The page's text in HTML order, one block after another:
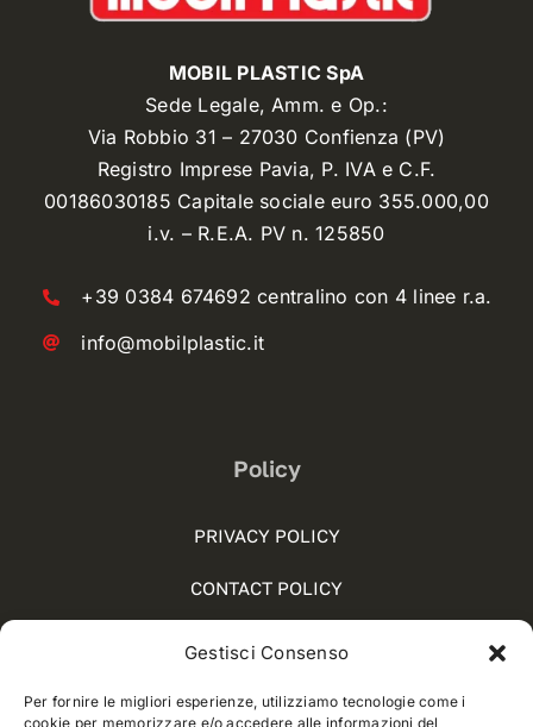
Gestisci Consenso
Per fornire le migliori esperienze, utilizziamo tecnologie come i
cookie per memorizzare e/o accedere alle informazioni del
MOBIL PLASTIC SpA
Sede Legale, Amm. e Op.:
Via Robbio 31 – 27030 Confienza (PV)
Registro Imprese Pavia, P. IVA e C.F.
00186030185 Capitale sociale euro 355.000,00
i.v. – R.E.A. PV n. 125850
+39 0384 674692 centralino con 4 linee r.a.
info@mobilplastic.it
Policy
PRIVACY POLICY
CONTACT POLICY
COOKIE POLICY (UE)
SOCIAL MEDIA POLICY